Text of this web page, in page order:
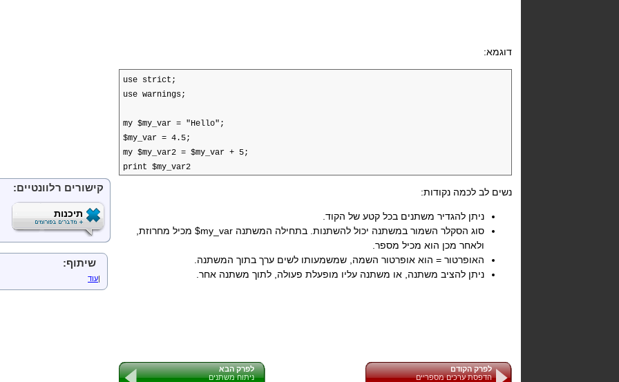
דוגמא:
use strict;
use warnings;
my $my_var = "Hello";
$my_var = 4.5;
my $my_var2 = $my_var + 5;
print $my_var2
נשים לב לכמה נקודות:
ניתן להגדיר משתנים בכל קטע של הקוד.
סוג הסקלר השמור במשתנה יכול להשתנות. בתחילה המשתנה $my_var מכיל מחרוזת,
ולאחר מכן הוא מכיל מספר.
האופרטור = הוא אופרטור השמה, שמשמעותו לשים ערך בתוך המשתנה.
ניתן להציב משתנה, או משתנה עליו מופעלת פעולה, לתוך משתנה אחר.
לפרק הקודם
הדפסת ערכים מספריים
לפרק הבא
ניתוח משתנים
פונקציות הפועלות על
ביטויים רגולריים
תחביר בסיסי
חזרות
Perl וביטויים רגולריים
הגדרת פרוצדורות
קישורים רלוונטיים:
תיכנות
שיתוף:
|עוד